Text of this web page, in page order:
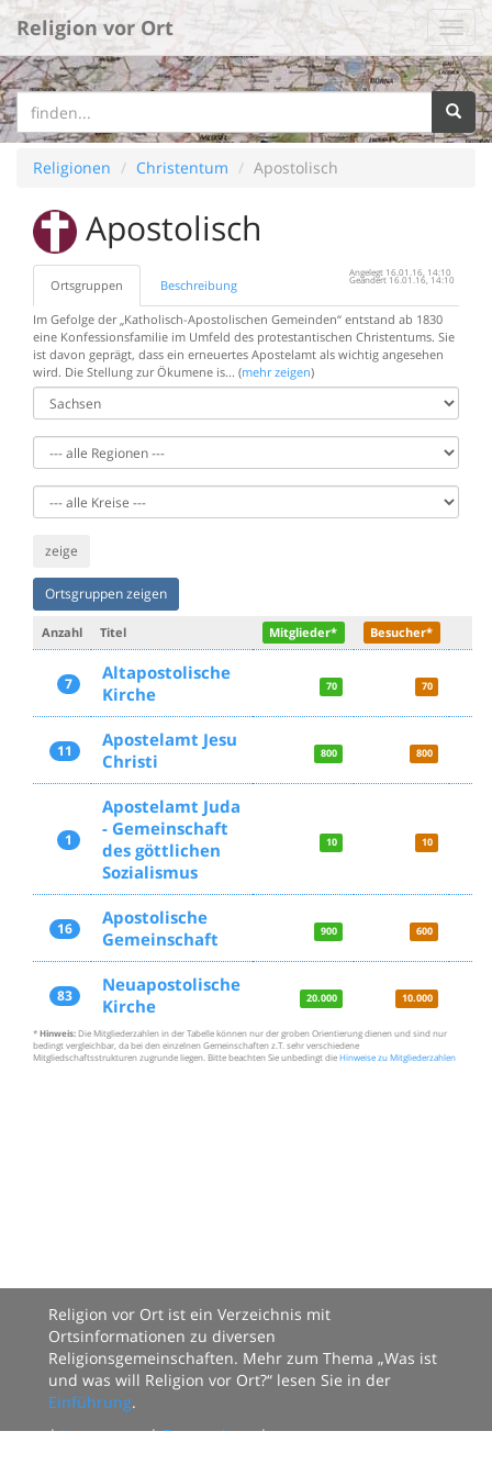
Religion vor Ort
Religionen Christentum Apostolisch
Apostolisch
Angelegt 16.01.16, 14:10
Geändert 16.01.16, 14:10
Ortsgruppen Beschreibung
Im Gefolge der „Katholisch-Apostolischen Gemeinden“ entstand ab 1830
eine Konfessionsfamilie im Umfeld des protestantischen Christentums. Sie
ist davon geprägt, dass ein erneuertes Apostelamt als wichtig angesehen
wird. Die Stellung zur Ökumene is... (mehr zeigen)
zeige
Ortsgruppen zeigen
Anzahl Titel Mitglieder* Besucher*
7
Altapostolische
Kirche
70 70
11
Apostelamt Jesu
Christi
800 800
1
Apostelamt Juda
- Gemeinschaft
des göttlichen
Sozialismus
10 10
16
Apostolische
Gemeinschaft
900 600
83
Neuapostolische
Kirche
20.000 10.000
* Hinweis: Die Mitgliederzahlen in der Tabelle können nur der groben Orientierung dienen und sind nur
bedingt vergleichbar, da bei den einzelnen Gemeinschaften z.T. sehr verschiedene
Mitgliedschaftsstrukturen zugrunde liegen. Bitte beachten Sie unbedingt die Hinweise zu Mitgliederzahlen
Religion vor Ort ist ein Verzeichnis mit
Ortsinformationen zu diversen
Religionsgemeinschaften. Mehr zum Thema „Was ist
und was will Religion vor Ort?“ lesen Sie in der
Einführung.
|Impressum|Datenschutz|